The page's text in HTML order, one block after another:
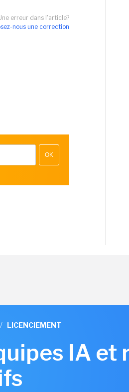
erreur dans l'article?
nous une correction
OK
/ LICENCIEMENT
IA et